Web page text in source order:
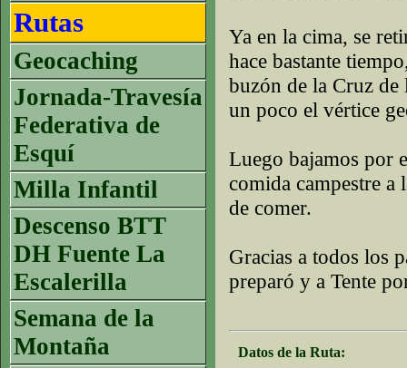
Rutas
Geocaching
Jornada-Travesía
Federativa de
Esquí
Milla Infantil
Descenso BTT
DH Fuente La
Escalerilla
Semana de la
Montaña
Ya en la cima, se
hace bastante
buzón de la Cruz de
un poco el vértice
Luego bajamos por
comida campestre
de comer.
Gracias a todos los
preparó y a Tente
Datos de la Ruta: